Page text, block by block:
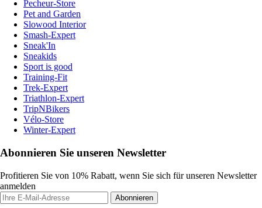
Pecheur-Store
Pet and Garden
Slowood Interior
Smash-Expert
Sneak'In
Sneakids
Sport is good
Training-Fit
Trek-Expert
Triathlon-Expert
TripNBikers
Vélo-Store
Winter-Expert
Abonnieren Sie unseren Newsletter
Profitieren Sie von 10% Rabatt, wenn Sie sich für unseren Newsletter
anmelden
Abonnieren